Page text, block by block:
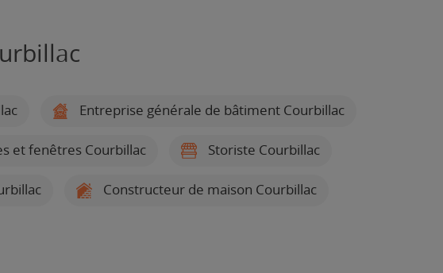
Entreprise générale de bâtiment Courbillac
et fenêtres Courbillac Storiste Courbillac
Constructeur de maison Courbillac